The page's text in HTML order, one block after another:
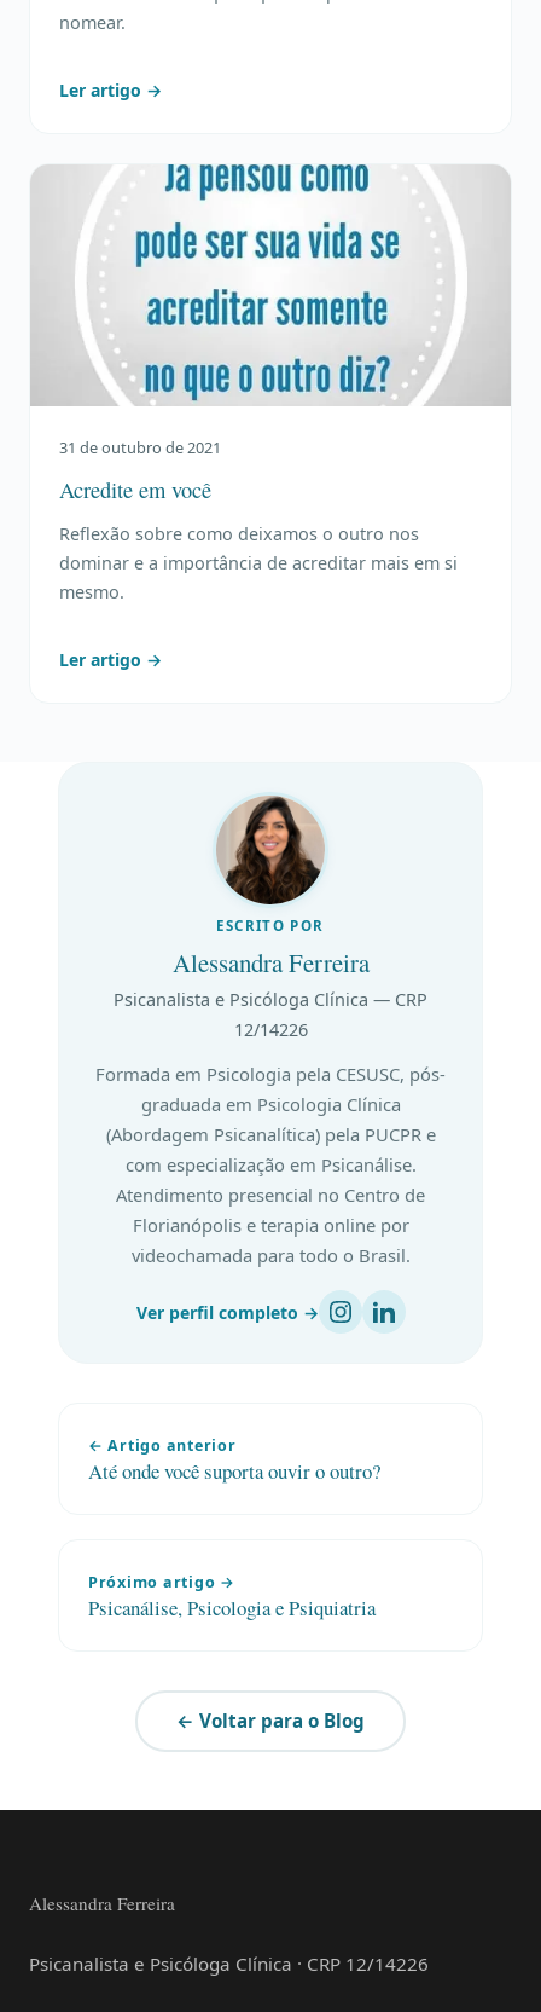
nomear.
Ler artigo →
31 de outubro de 2021
Acredite em você
Reflexão sobre como deixamos o outro nos
dominar e a importância de acreditar mais em si
mesmo.
Ler artigo →
ESCRITO POR
Alessandra Ferreira
Psicanalista e Psicóloga Clínica — CRP
12/14226
Formada em Psicologia pela CESUSC, pós-
graduada em Psicologia Clínica
(Abordagem Psicanalítica) pela PUCPR e
com especialização em Psicanálise.
Atendimento presencial no Centro de
Florianópolis e terapia online por
videochamada para todo o Brasil.
Ver perfil completo →
← Artigo anterior
Até onde você suporta ouvir o outro?
Próximo artigo →
Psicanálise, Psicologia e Psiquiatria
← Voltar para o Blog
Alessandra Ferreira
Psicanalista e Psicóloga Clínica · CRP 12/14226